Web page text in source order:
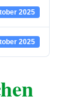
2025
2025